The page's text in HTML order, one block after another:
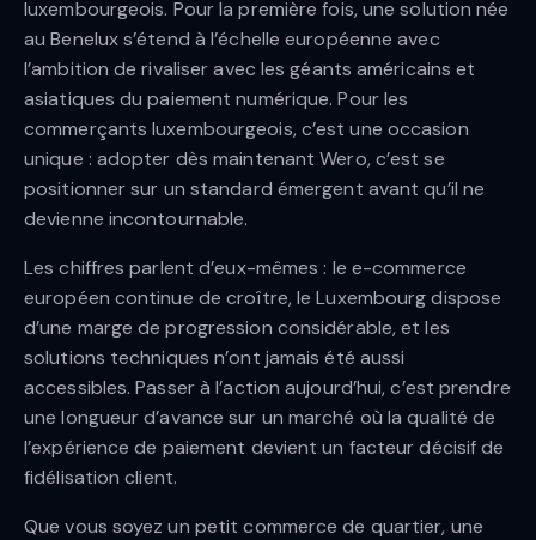
luxembourgeois. Pour la première fois, une solution née
au Benelux s’étend à l’échelle européenne avec
l’ambition de rivaliser avec les géants américains et
asiatiques du paiement numérique. Pour les
commerçants luxembourgeois, c’est une occasion
unique : adopter dès maintenant Wero, c’est se
positionner sur un standard émergent avant qu’il ne
devienne incontournable.
Les chiffres parlent d’eux-mêmes : le e-commerce
européen continue de croître, le Luxembourg dispose
d’une marge de progression considérable, et les
solutions techniques n’ont jamais été aussi
accessibles. Passer à l’action aujourd’hui, c’est prendre
une longueur d’avance sur un marché où la qualité de
l’expérience de paiement devient un facteur décisif de
fidélisation client.
Que vous soyez un petit commerce de quartier, une